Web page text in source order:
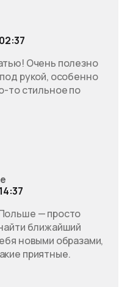
Очень полезно
рукой, особенно
то стильное по
— просто
ближайший
новыми образами,
приятные.